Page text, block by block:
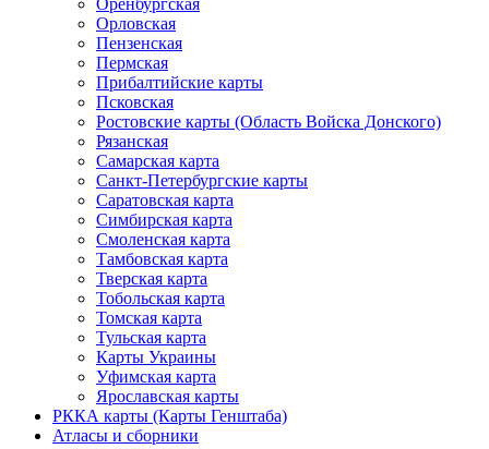
Оренбургская
Орловская
Пензенская
Пермская
Прибалтийские карты
Псковская
Ростовские карты (Область Войска Донского)
Рязанская
Самарская карта
Санкт-Петербургские карты
Саратовская карта
Симбирская карта
Смоленская карта
Тамбовская карта
Тверская карта
Тобольская карта
Томская карта
Тульская карта
Карты Украины
Уфимская карта
Ярославская карты
РККА карты (Карты Генштаба)
Атласы и сборники